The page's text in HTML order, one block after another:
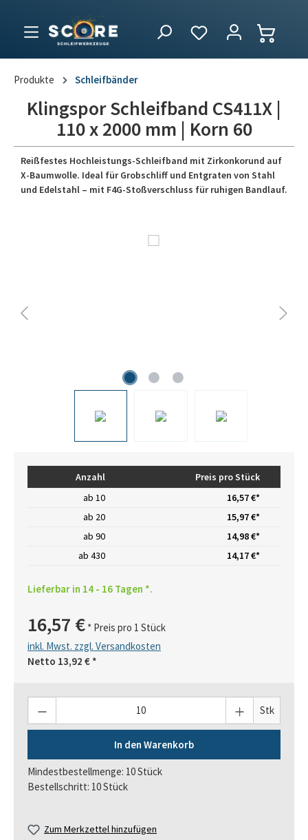
Produkte Schleifbänder
Klingspor Schleifband CS411X |
110 x 2000 mm | Korn 60
Reißfestes Hochleistungs-Schleifband mit Zirkonkorund auf
X-Baumwolle. Ideal für Grobschliff und Entgraten von Stahl
und Edelstahl – mit F4G-Stoßverschluss für ruhigen Bandlauf.
Anzahl
Preis pro Stück
ab 10
16,57 €*
ab 20
15,97 €*
ab 90
14,98 €*
ab 430 14,17 €*
Lieferbar in 14 - 16 Tagen *.
16,57 € * Preis pro 1 Stück
inkl. Mwst. zzgl. Versandkosten
Netto 13,92 € *
Stk
In den Warenkorb
Mindestbestellmenge: 10 Stück
Bestellschritt: 10 Stück
Zum Merkzettel hinzufügen